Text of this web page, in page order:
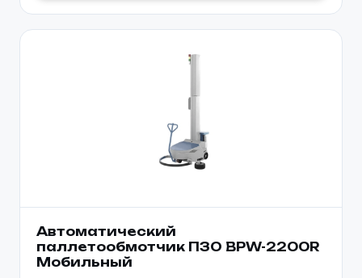
Автоматический
паллетообмотчик ПЗО BPW-2200R
Мобильный